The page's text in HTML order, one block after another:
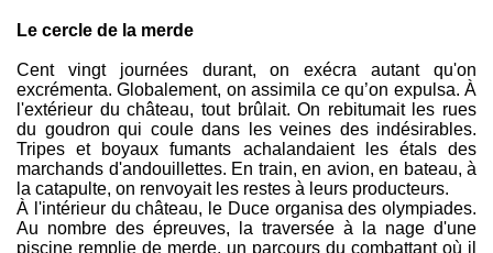
Le cercle de la merde
Cent vingt journées durant, on exécra autant qu'on
excrémenta. Globalement, on assimila ce qu’on expulsa. À
l'extérieur du château, tout brûlait. On rebitumait les rues
du goudron qui coule dans les veines des indésirables.
Tripes et boyaux fumants achalandaient les étals des
marchands d'andouillettes. En train, en avion, en bateau, à
la catapulte, on renvoyait les restes à leurs producteurs.
À l'intérieur du château, le Duce organisa des olympiades.
Au nombre des épreuves, la traversée à la nage d'une
piscine remplie de merde, un parcours du combattant où il